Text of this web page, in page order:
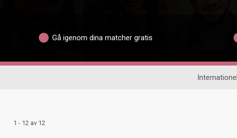
Gå igenom dina matcher gratis
1 - 12 av 12